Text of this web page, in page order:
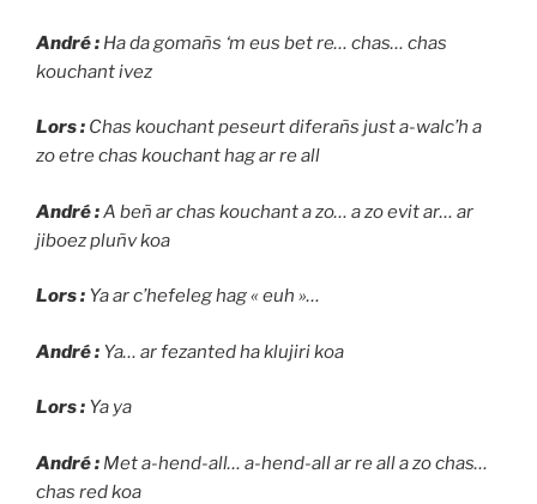
André : Ha da gomañs ‘m eus bet re… chas… chas
kouchant ivez
Lors : Chas kouchant peseurt diferañs just a-walc’h a
zo etre chas kouchant hag ar re all
André :A beñ ar chas kouchant a zo… a zo evit ar… ar
jiboez pluñv koa
Lors : Ya ar c’hefeleg hag « euh »…
André : Ya… ar fezanted ha klujiri koa
Lors : Ya ya
André : Met a-hend-all… a-hend-all ar re all a zo chas…
chas red koa